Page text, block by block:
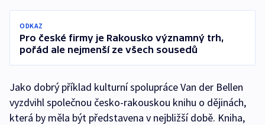
ODKAZ
Pro české firmy je Rakousko významný trh,
pořád ale nejmenší ze všech sousedů
Jako dobrý příklad kulturní spolupráce Van der Bellen
vyzdvihl společnou česko-rakouskou knihu o dějinách,
která by měla být představena v nejbližší době. Kniha,